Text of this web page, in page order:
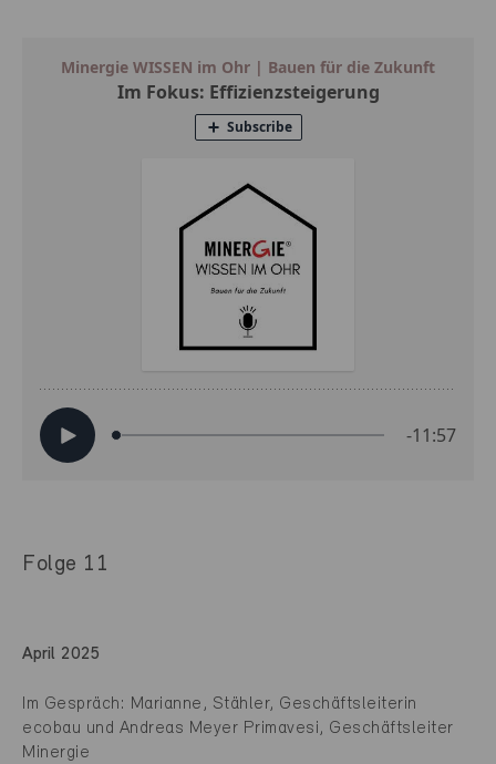
Folge 11
April 2025
Im Gespräch: Marianne, Stähler, Geschäftsleiterin
ecobau und Andreas Meyer Primavesi, Geschäftsleiter
Minergie